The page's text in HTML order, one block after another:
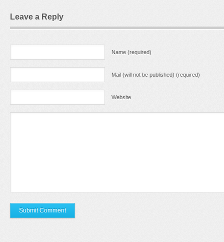
Leave a Reply
Name (required)
Mail (will not be published) (required)
Website